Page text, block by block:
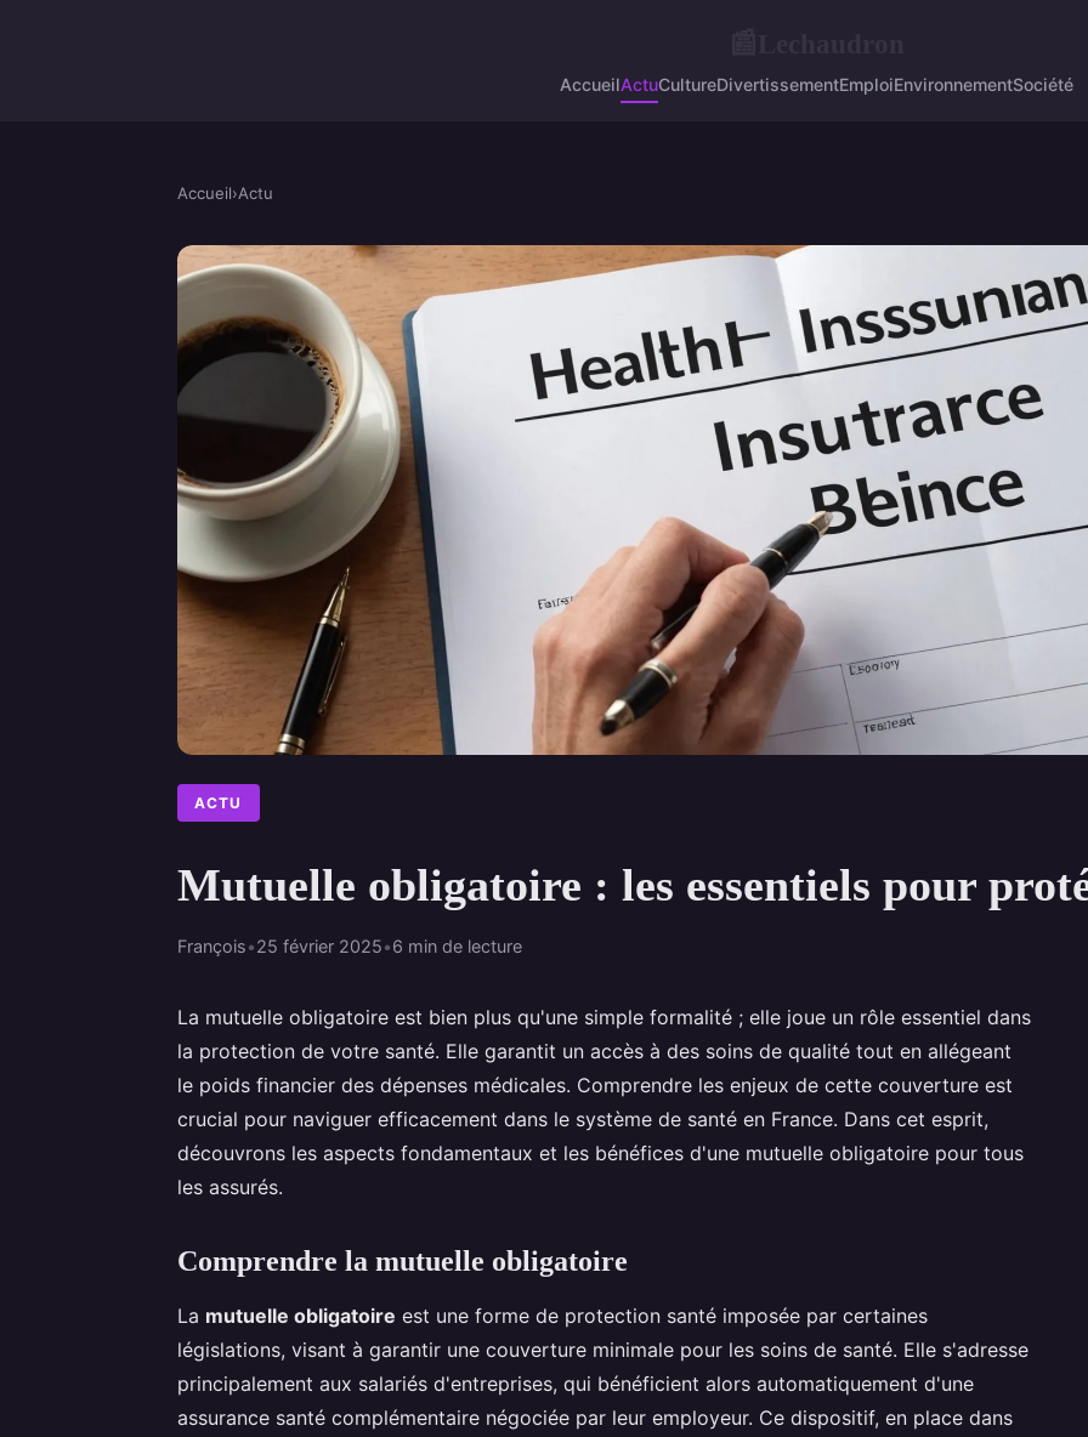
AccueilActuCultureDivertissementEmploiEnvironnementSociété
Accueil›Actu
ACTU
Mutuelle obligatoire : les essentiels pour
François•25 février 2025•6 min de lecture
La mutuelle obligatoire est bien plus qu'une simple formalité ; elle joue un rôle essentiel dans
la protection de votre santé. Elle garantit un accès à des soins de qualité tout en allégeant
le poids financier des dépenses médicales. Comprendre les enjeux de cette couverture est
crucial pour naviguer efficacement dans le système de santé en France. Dans cet esprit,
découvrons les aspects fondamentaux et les bénéfices d'une mutuelle obligatoire pour tous
les assurés.
Comprendre la mutuelle obligatoire
La mutuelle obligatoire est une forme de protection santé imposée par certaines
législations, visant à garantir une couverture minimale pour les soins de santé. Elle s'adresse
principalement aux salariés d'entreprises, qui bénéficient alors automatiquement d'une
assurance santé complémentaire négociée par leur employeur. Ce dispositif, en place dans